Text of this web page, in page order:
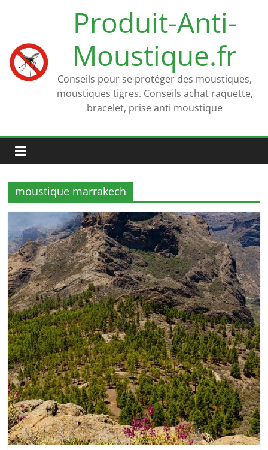
Produit-Anti-
Moustique.fr
Conseils pour se protéger des moustiques,
moustiques tigres. Conseils achat raquette,
bracelet, prise anti moustique
moustique marrakech